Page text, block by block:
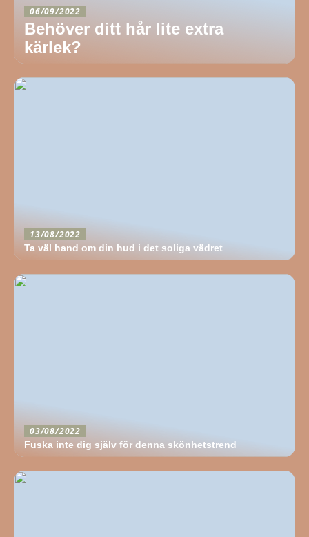
06/09/2022
Behöver ditt hår lite extra
kärlek?
13/08/2022
Ta väl hand om din hud i det soliga vädret
03/08/2022
Fuska inte dig själv för denna skönhetstrend